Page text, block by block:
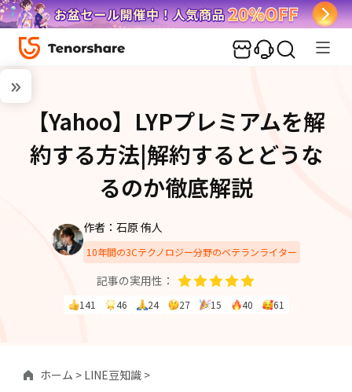
【Yahoo】LYPプレミアムを解
約する方法|解約するとどうな
るのか徹底解説
作者：石原 侑人
10年間の3Cテクノロジー分野のベテランライター
記事の実用性：
141 46 24 27 15 40 61
ホーム > LINE豆知識 >